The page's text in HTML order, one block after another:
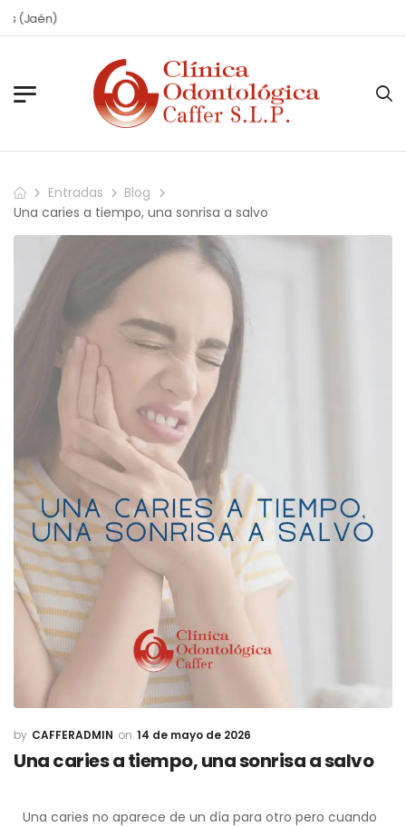
Entradas
Blog
Una caries a tiempo, una sonrisa a salvo
CAFFERADMIN 14 de mayo de 2026
Una caries a tiempo, una sonrisa a salvo
Una caries no aparece de un día para otro pero cuando